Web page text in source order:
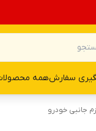
سفارشهمه
جانبی خودرو